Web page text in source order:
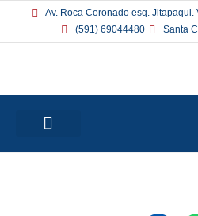
Av. Roca Coronado esq.
(591) 69044480
Santa